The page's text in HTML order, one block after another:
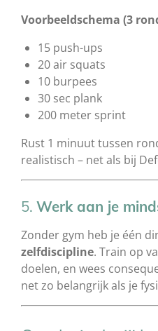
Voorbeeldschema (3
15 push-ups
20 air squats
10 burpees
30 sec plank
200 meter sprint
Rust 1 minuut tussen
realistisch – net als bij
5. Werk aan je
Zonder gym heb je één
zelfdiscipline. Train op
doelen, en wees
net zo belangrijk als je